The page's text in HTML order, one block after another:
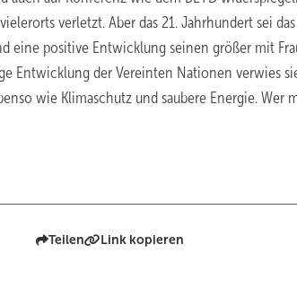
verletzt. Aber das 21. Jahrhundert sei
eine positive Entwicklung seinen größer mit
Entwicklung der Vereinten Nationen verwies
wie Klimaschutz und saubere Energie. Wer
Teilen Link kopieren